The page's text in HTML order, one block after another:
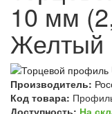
10 мм
Желтый
Производитель:
Код товара:
Доступность: На